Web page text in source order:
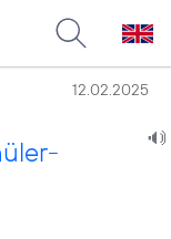
12.02.2025